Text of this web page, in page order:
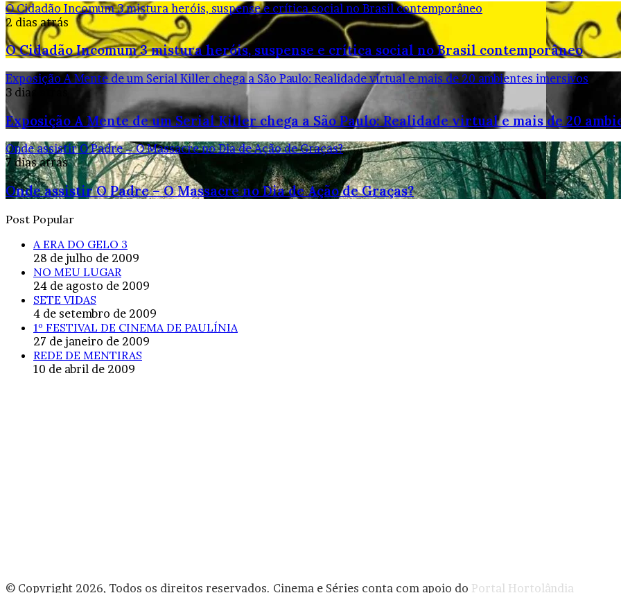
O Cidadão Incomum 3 mistura heróis, suspense e crítica social no Brasil contemporâneo
2 dias atrás
O Cidadão Incomum 3 mistura heróis, suspense e crítica social no Brasil contemporâneo
Exposição A Mente de um Serial Killer chega a São Paulo: Realidade virtual e mais de 20 ambientes imersivos
3 dias atrás
Exposição A Mente de um Serial Killer chega a São Paulo: Realidade virtual e mais de 20
Onde assistir O Padre – O Massacre no Dia de Ação de Graças?
7 dias atrás
Onde assistir O Padre – O Massacre no Dia de Ação de Graças?
Post Popular
A ERA DO GELO 3
28 de julho de 2009
NO MEU LUGAR
24 de agosto de 2009
SETE VIDAS
4 de setembro de 2009
1º FESTIVAL DE CINEMA DE PAULÍNIA
27 de janeiro de 2009
REDE DE MENTIRAS
10 de abril de 2009
© Copyright 2026, Todos os direitos reservados. Cinema e Séries conta com apoio do Portal Hortolândia